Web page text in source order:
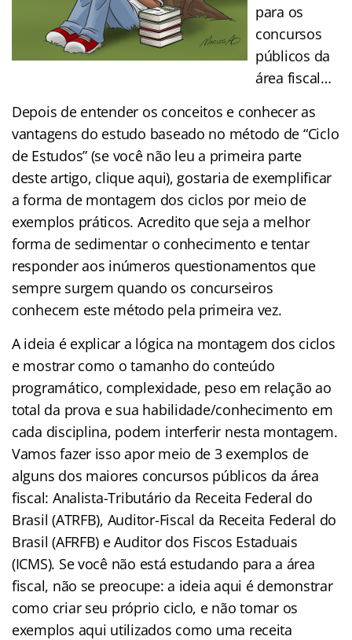
para os
concursos
públicos da
área fiscal…
Depois de entender os conceitos e conhecer as
vantagens do estudo baseado no método de “Ciclo
de Estudos” (se você não leu a primeira parte
deste artigo, clique aqui), gostaria de exemplificar
a forma de montagem dos ciclos por meio de
exemplos práticos. Acredito que seja a melhor
forma de sedimentar o conhecimento e tentar
responder aos inúmeros questionamentos que
sempre surgem quando os concurseiros
conhecem este método pela primeira vez.
A ideia é explicar a lógica na montagem dos ciclos
e mostrar como o tamanho do conteúdo
programático, complexidade, peso em relação ao
total da prova e sua habilidade/conhecimento em
cada disciplina, podem interferir nesta montagem.
Vamos fazer isso apor meio de 3 exemplos de
alguns dos maiores concursos públicos da área
fiscal: Analista-Tributário da Receita Federal do
Brasil (ATRFB), Auditor-Fiscal da Receita Federal do
Brasil (AFRFB) e Auditor dos Fiscos Estaduais
(ICMS). Se você não está estudando para a área
fiscal, não se preocupe: a ideia aqui é demonstrar
como criar seu próprio ciclo, e não tomar os
exemplos aqui utilizados como uma receita